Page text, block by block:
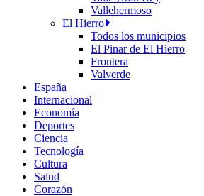
Vallehermoso
El Hierro
Todos los municipios
El Pinar de El Hierro
Frontera
Valverde
España
Internacional
Economía
Deportes
Ciencia
Tecnología
Cultura
Salud
Corazón